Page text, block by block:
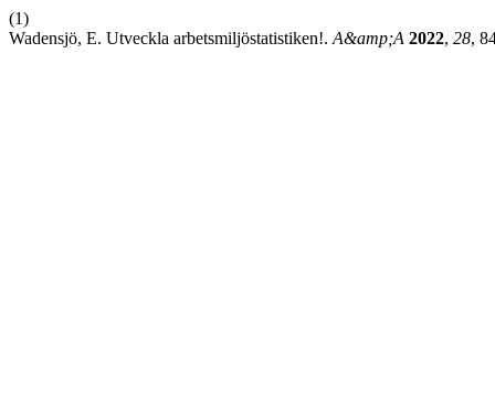
(1)
Wadensjö, E. Utveckla arbetsmiljöstatistiken!. A&amp;A 2022, 28,